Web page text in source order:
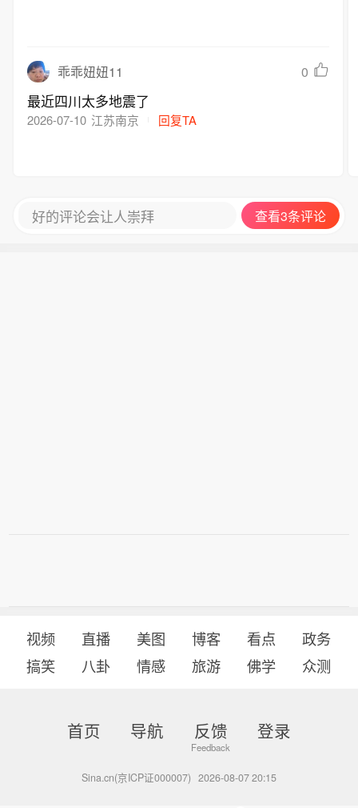
乖乖妞妞11 0
最近四川太多地震了
2026-07-10 江苏南京 回复TA
好的评论会让人崇拜 查看3条评论
视频 直播 美图 博客 看点
政务
搞笑
八卦 情感 旅游 佛学 众测
首页 导航 反馈 登录
Sina.cn(京ICP证000007) 2026-08-07 20:15